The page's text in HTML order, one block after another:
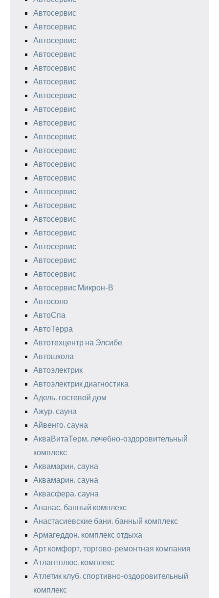
Автосервис
Автосервис
Автосервис
Автосервис
Автосервис
Автосервис
Автосервис
Автосервис
Автосервис
Автосервис
Автосервис
Автосервис
Автосервис
Автосервис
Автосервис
Автосервис
Автосервис
Автосервис
Автосервис
Автосервис
Автосервис Микрон-В
Автосоло
АвтоСпа
АвтоТерра
Автотехцентр на Элсибе
Автошкола
Автоэлектрик
Автоэлектрик диагностика
Адель, гостевой дом
Ажур, сауна
Айвенго, сауна
АкваВитаТерм, лечебно-оздоровительный
комплекс
Аквамарин, сауна
Аквамарин, сауна
Аквасфера, сауна
Ананас, банный комплекс
Анастасиевские бани, банный комплекс
Армагеддон, комплекс отдыха
Арт комфорт, торгово-ремонтная компания
Атлантплюс, комплекс
Атлетик клуб, спортивно-оздоровительный
комплекс